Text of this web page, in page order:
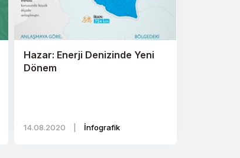
Hazar: Enerji Denizinde Yeni
Dönem
14.08.2020 İnfografik